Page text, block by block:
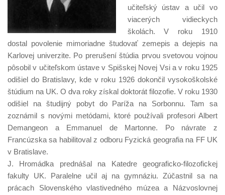
učiteľský ústav a učil vo
viacerých vidieckych
školách. V roku 1910
dostal povolenie mimoriadne študovať zemepis a dejepis na
Karlovej univerzite. Po prerušení štúdia prvou svetovou vojnou
pôsobil v učiteľskom ústave v Spišskej Novej Vsi a v roku 1925
odišiel do Bratislavy, kde v roku 1926 dokončil vysokoškolské
štúdium na UK. O dva roky získal doktorát filozofie. V roku 1930
odišiel na študijný pobyt do Paríža na Sorbonnu. Tam sa
zoznámil s novými metódami, ktoré používali profesori Albert
Demangeon a Emmanuel de Martonne. Po návrate z
Francúzska sa habilitoval z odboru Fyzická geografia na FF UK
v Bratislave.
J. Hromádka prednášal na Katedre geograficko-filozofickej
fakulty UK. Paralelne učil aj na gymnáziu. Zúčastnil sa na
prácach Slovenského vlastivedného múzea a Názvoslovnej